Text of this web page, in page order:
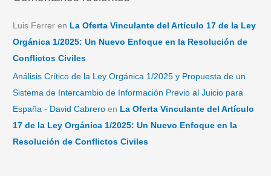
Luis Ferrer en La Oferta Vinculante del Artículo 17 de la Ley
Orgánica 1/2025: Un Nuevo Enfoque en la Resolución de
Conflictos Civiles
Análisis Crítico de la Ley Orgánica 1/2025 y Propuesta de un
Sistema de Intercambio de Información Previo al Juicio para
España - David Cabrero en La Oferta Vinculante del Artículo
17 de la Ley Orgánica 1/2025: Un Nuevo Enfoque en la
Resolución de Conflictos Civiles